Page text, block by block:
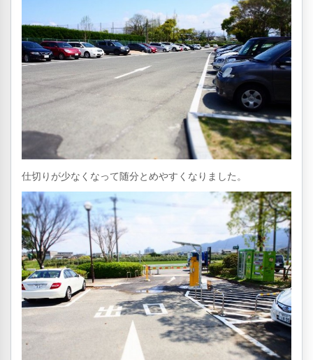
仕切りが少なくなって随分とめやすくなりました。